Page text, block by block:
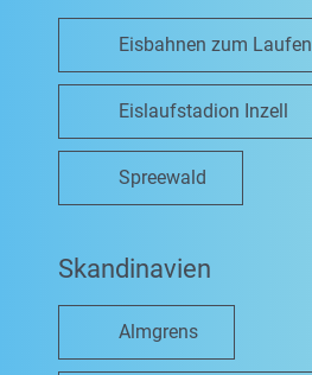
Eisbahnen zum Laufen
Eislaufstadion Inzell
Spreewald
Skandinavien
Almgrens